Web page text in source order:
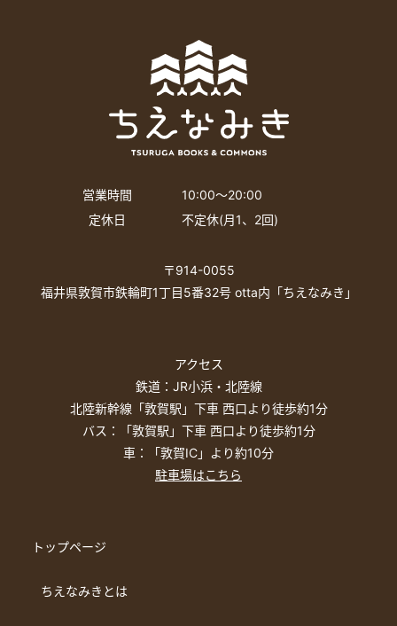
営業時間
10:00〜20:00
定休日
不定休(月1、2回)
〒914-0055
福井県敦賀市鉄輪町1丁目5番32号 otta内「ちえなみき」
アクセス
鉄道：JR小浜・北陸線
北陸新幹線「敦賀駅」下車 西口より徒歩約1分
バス：「敦賀駅」下車 西口より徒歩約1分
車：「敦賀IC」より約10分
駐車場はこちら
トップページ
ちえなみきとは